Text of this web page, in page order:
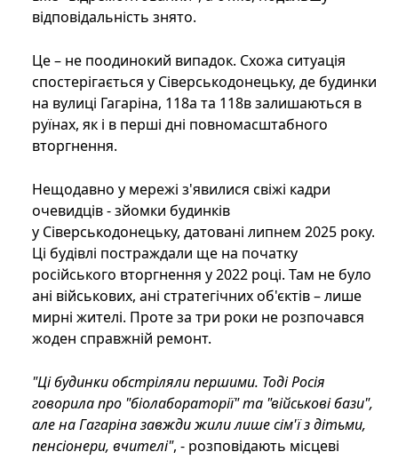
відповідальність знято.
Це – не поодинокий випадок. Схожа ситуація
спостерігається у Сіверськодонецьку, де будинки
на вулиці Гагаріна, 118а та 118в залишаються в
руїнах, як і в перші дні повномасштабного
вторгнення.
Нещодавно у мережі з'явилися свіжі кадри
очевидців - зйомки будинків
у Сіверськодонецьку, датовані липнем 2025 року.
Ці будівлі постраждали ще на початку
російського вторгнення у 2022 році. Там не було
ані військових, ані стратегічних об'єктів – лише
мирні жителі. Проте за три роки не розпочався
жоден справжній ремонт.
"Ці будинки обстріляли першими. Тоді Росія
говорила про "біолабораторії" та "військові бази",
але на Гагаріна завжди жили лише сім'ї з дітьми,
пенсіонери, вчителі", - розповідають місцеві